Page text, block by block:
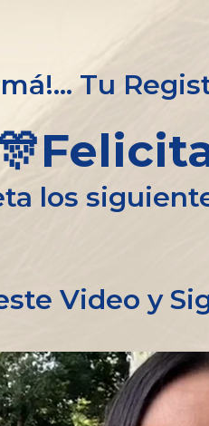
Tu
los
Video y